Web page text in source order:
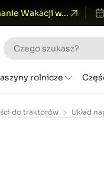
Wakacji w...
rolnicze
do traktorów Układ